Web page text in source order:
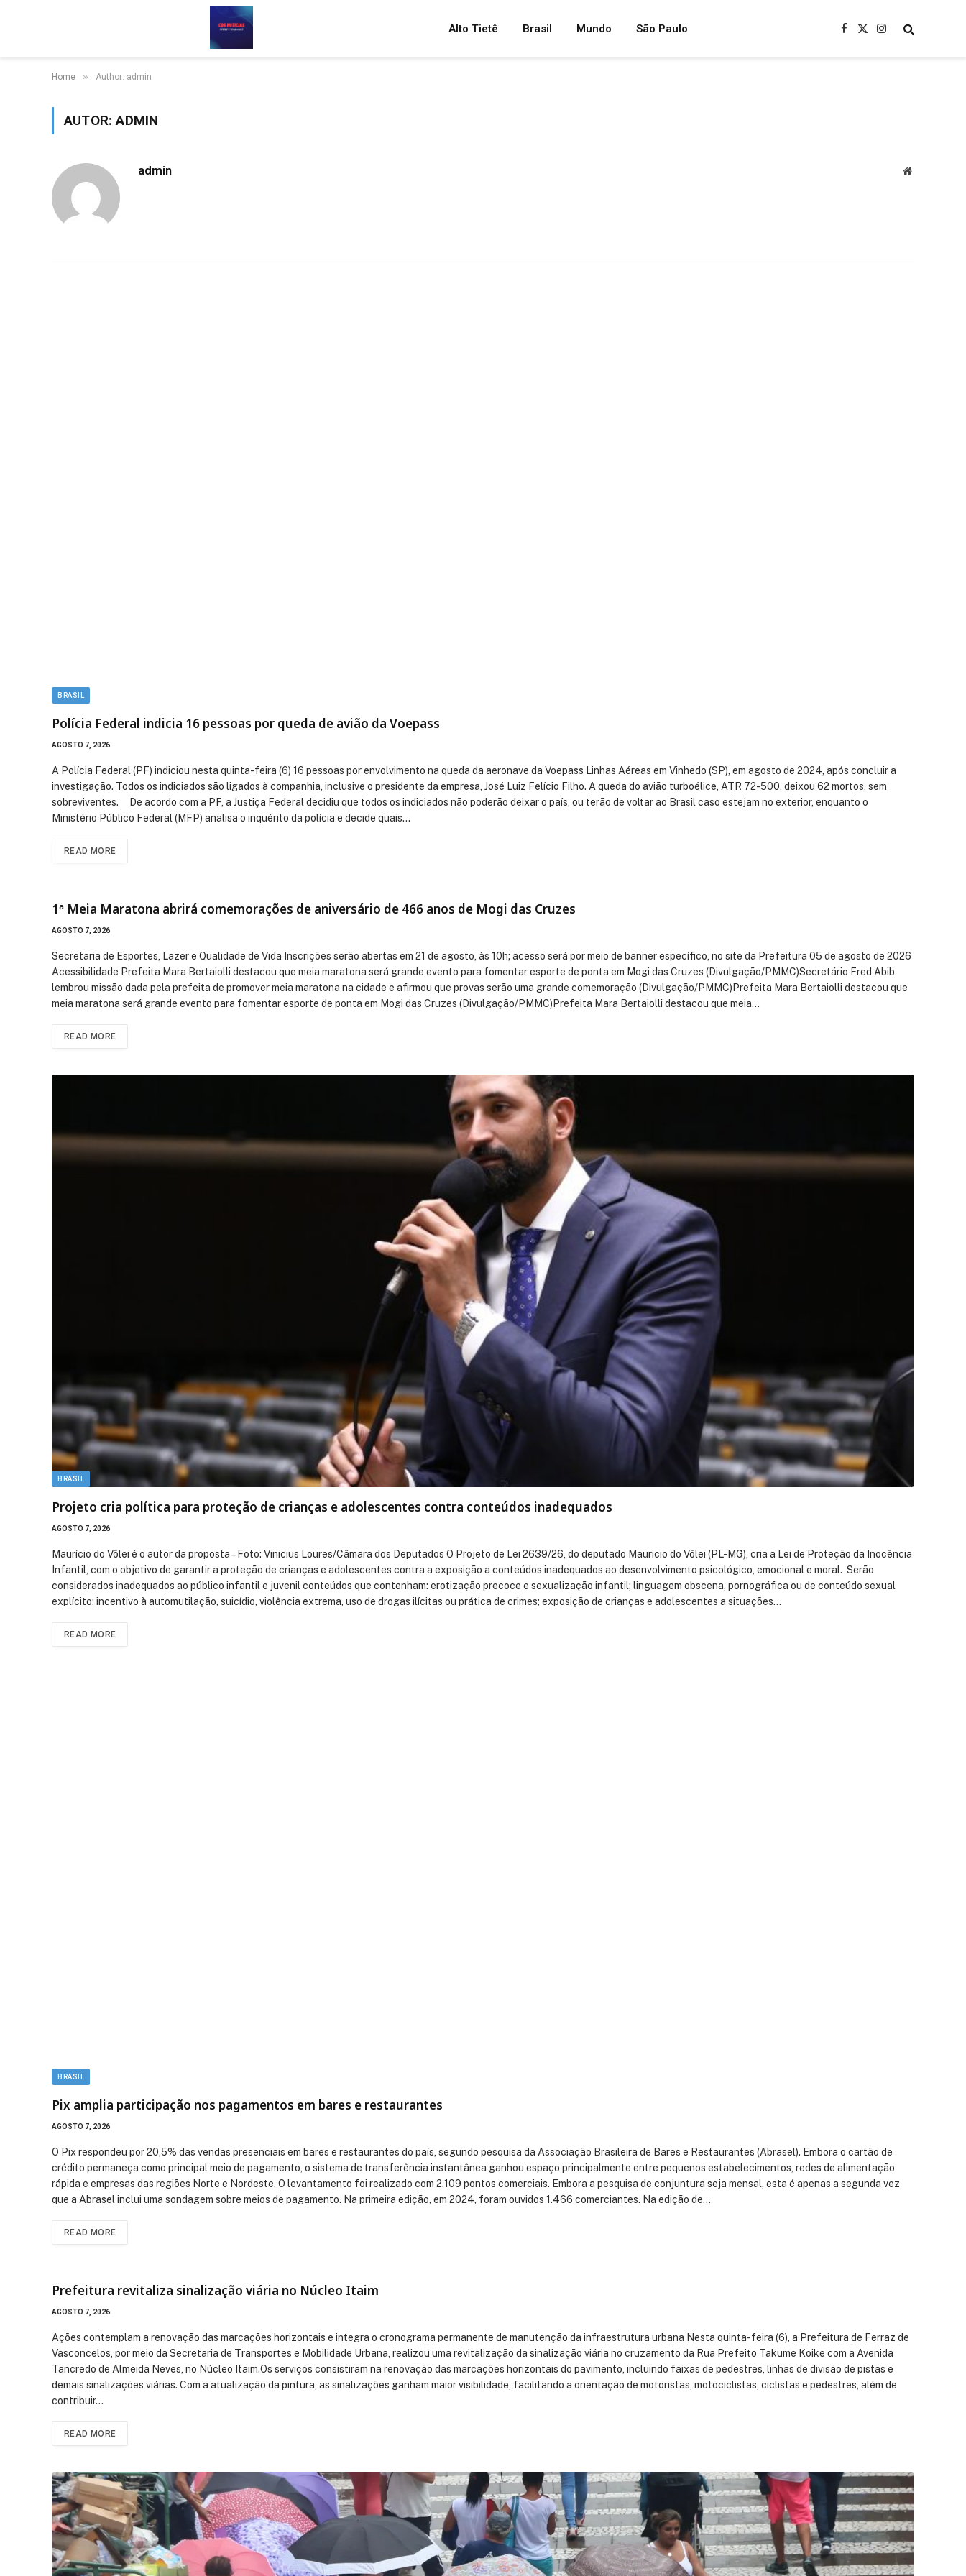
Alto Tietê Brasil Mundo São Paulo Facebook
X
Instagram
Home » Author: admin
AUTOR:ADMIN
admin Website
BRASIL
Polícia Federal indicia 16 pessoas por queda de avião da Voepass
AGOSTO 7, 2026
A Polícia Federal (PF) indiciou nesta quinta-feira (6) 16 pessoas por envolvimento na queda da aeronave da Voepass Linhas Aéreas em Vinhedo (SP), em agosto de 2024, após concluir a
investigação. Todos os indiciados são ligados à companhia, inclusive o presidente da empresa, José Luiz Felício Filho. A queda do avião turboélice, ATR 72-500, deixou 62 mortos, sem
sobreviventes. De acordo com a PF, a Justiça Federal decidiu que todos os indiciados não poderão deixar o país, ou terão de voltar ao Brasil caso estejam no exterior, enquanto o
Ministério Público Federal (MFP) analisa o inquérito da polícia e decide quais…
READ MORE
1ª Meia Maratona abrirá comemorações de aniversário de 466 anos de Mogi das Cruzes
AGOSTO 7, 2026
Secretaria de Esportes, Lazer e Qualidade de Vida Inscrições serão abertas em 21 de agosto, às 10h; acesso será por meio de banner específico, no site da Prefeitura 05 de agosto de 2026
Acessibilidade Prefeita Mara Bertaiolli destacou que meia maratona será grande evento para fomentar esporte de ponta em Mogi das Cruzes (Divulgação/PMMC)Secretário Fred Abib
lembrou missão dada pela prefeita de promover meia maratona na cidade e afirmou que provas serão uma grande comemoração (Divulgação/PMMC)Prefeita Mara Bertaiolli destacou que
meia maratona será grande evento para fomentar esporte de ponta em Mogi das Cruzes (Divulgação/PMMC)Prefeita Mara Bertaiolli destacou que meia…
READ MORE
BRASIL
Projeto cria política para proteção de crianças e adolescentes contra conteúdos inadequados
AGOSTO 7, 2026
Maurício do Vôlei é o autor da proposta – Foto: Vinicius Loures/Câmara dos Deputados O Projeto de Lei 2639/26, do deputado Mauricio do Vôlei (PL-MG), cria a Lei de Proteção da Inocência
Infantil, com o objetivo de garantir a proteção de crianças e adolescentes contra a exposição a conteúdos inadequados ao desenvolvimento psicológico, emocional e moral. Serão
considerados inadequados ao público infantil e juvenil conteúdos que contenham: erotização precoce e sexualização infantil; linguagem obscena, pornográfica ou de conteúdo sexual
explícito; incentivo à automutilação, suicídio, violência extrema, uso de drogas ilícitas ou prática de crimes; exposição de crianças e adolescentes a situações…
READ MORE
BRASIL
Pix amplia participação nos pagamentos em bares e restaurantes
AGOSTO 7, 2026
O Pix respondeu por 20,5% das vendas presenciais em bares e restaurantes do país, segundo pesquisa da Associação Brasileira de Bares e Restaurantes (Abrasel). Embora o cartão de
crédito permaneça como principal meio de pagamento, o sistema de transferência instantânea ganhou espaço principalmente entre pequenos estabelecimentos, redes de alimentação
rápida e empresas das regiões Norte e Nordeste. O levantamento foi realizado com 2.109 pontos comerciais. Embora a pesquisa de conjuntura seja mensal, esta é apenas a segunda vez
que a Abrasel inclui uma sondagem sobre meios de pagamento. Na primeira edição, em 2024, foram ouvidos 1.466 comerciantes. Na edição de…
READ MORE
Prefeitura revitaliza sinalização viária no Núcleo Itaim
AGOSTO 7, 2026
Ações contemplam a renovação das marcações horizontais e integra o cronograma permanente de manutenção da infraestrutura urbana Nesta quinta-feira (6), a Prefeitura de Ferraz de
Vasconcelos, por meio da Secretaria de Transportes e Mobilidade Urbana, realizou uma revitalização da sinalização viária no cruzamento da Rua Prefeito Takume Koike com a Avenida
Tancredo de Almeida Neves, no Núcleo Itaim.Os serviços consistiram na renovação das marcações horizontais do pavimento, incluindo faixas de pedestres, linhas de divisão de pistas e
demais sinalizações viárias. Com a atualização da pintura, as sinalizações ganham maior visibilidade, facilitando a orientação de motoristas, motociclistas, ciclistas e pedestres, além de
contribuir…
READ MORE